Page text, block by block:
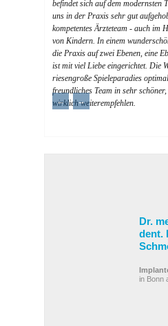
befindet sich auf dem modernsten
uns in der Praxis sehr gut
kompetentes Ärzteteam - auch im
von Kindern. In einem
die Praxis auf zwei Ebenen, eine
ist mit viel Liebe eingerichtet. Die
riesengroße Spieleparadies
freundliches Team in sehr
wirklich weiterempfehlen.
← →
Dr.
dent.
in Bonn